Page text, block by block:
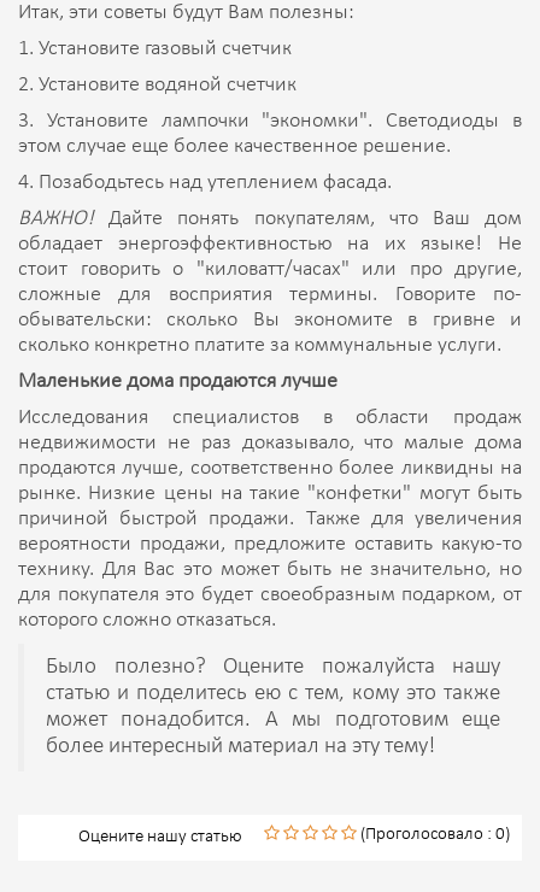
Итак, эти советы будут Вам полезны:
1. Установите газовый счетчик
2. Установите водяной счетчик
3. Установите лампочки "экономки". Светодиоды в
этом случае еще более качественное решение.
4. Позабодьтесь над утеплением фасада.
ВАЖНО!Дайте понять покупателям, что Ваш дом
обладает энергоэффективностью на их языке! Не
стоит говорить о "киловатт/часах" или про другие,
сложные для восприятия термины. Говорите по-
обывательски: сколько Вы экономите в гривне и
сколько конкретно платите за коммунальные услуги.
Маленькие дома продаются лучше
Исследования специалистов в области продаж
недвижимости не раз доказывало, что малые дома
продаются лучше, соответственно более ликвидны на
рынке. Низкие цены на такие "конфетки" могут быть
причиной быстрой продажи. Также для увеличения
вероятности продажи, предложите оставить какую-то
технику. Для Вас это может быть не значительно, но
для покупателя это будет своеобразным подарком, от
которого сложно отказаться.
Было полезно? Оцените пожалуйста нашу
статью и поделитесь ею с тем, кому это также
может понадобится. А мы подготовим еще
более интересный материал на эту тему!
Оцените нашу статью (Проголосовало : 0)